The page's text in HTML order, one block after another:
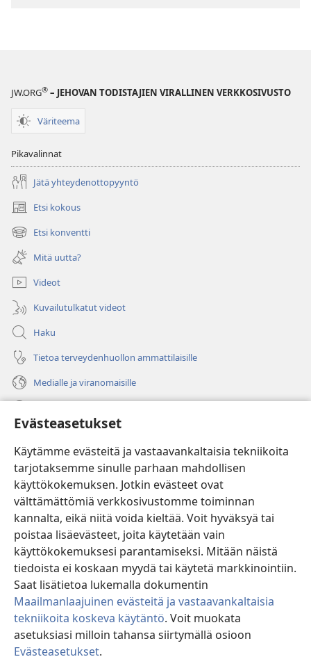
Evästeasetukset
Käytämme evästeitä ja vastaavankaltaisia tekniikoita
tarjotaksemme sinulle parhaan mahdollisen
käyttökokemuksen. Jotkin evästeet ovat
välttämättömiä verkkosivustomme toiminnan
kannalta, eikä niitä voida kieltää. Voit hyväksyä tai
poistaa lisäevästeet, joita käytetään vain
käyttökokemuksesi parantamiseksi. Mitään näistä
tiedoista ei koskaan myydä tai käytetä markkinointiin.
Saat lisätietoa lukemalla dokumentin
Maailmanlaajuinen evästeitä ja vastaavankaltaisia
tekniikoita koskeva käytäntö. Voit muokata
asetuksiasi milloin tahansa siirtymällä osioon
Evästeasetukset.
JW.ORG® – JEHOVAN TODISTAJIEN VIRALLINEN VERKKOSIVUSTO
Väriteema
Pikavalinnat
Jätä yhteydenottopyyntö
Etsi kokous
(avaa
uuden
ikkunan)
Etsi konventti
(avaa
uuden
ikkunan)
Mitä uutta?
Videot
Kuvailutulkatut videot
Haku
Tietoa terveydenhuollon ammattilaisille
Medialle ja viranomaisille
(avaa
uuden
ikkunan)Vartiotornin VERKKOKIRJASTO
(avaa
uuden
ikkunan)JW Hub ®
(avaa
uuden
ikkunan)
®
Watchtower Library
Copyright
© 2026 Watch Tower Bible and Tract Society of Pennsylvania.